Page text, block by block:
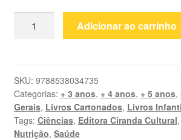
corpo
quantidade
Adicionar ao carrinho
SKU: 9788538034735
Categorias: + 3 anos, + 4 anos, + 5 anos,
Gerais, Livros Cartonados, Livros
Tags: Ciências, Editora Ciranda Cultural,
Nutrição, Saúde